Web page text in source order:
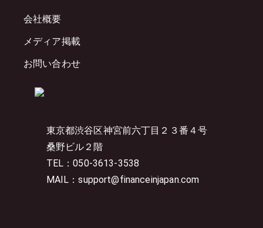
東京都渋谷区神宮前六丁目２３番４号
桑野ビル２階
TEL：050-3613-3538
MAIL：support@financeinjapan.com
会社概要
メディア掲載
お問い合わせ